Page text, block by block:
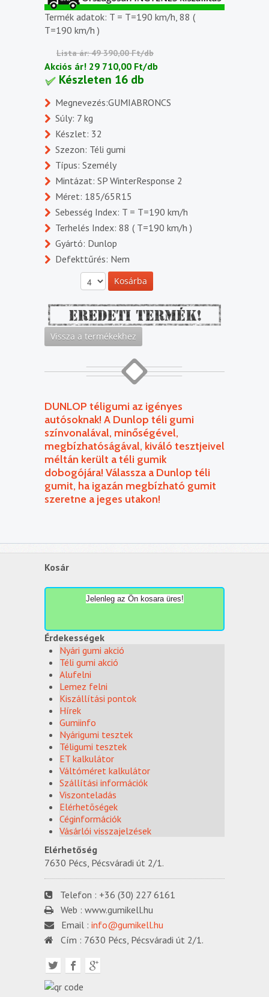
Termék adatok: T = T=190 km/h, 88 (
T=190 km/h )
Lista ár: 49 390,00 Ft/db
Akciós ár! 29 710,00 Ft/db
Készleten 16 db
Megnevezés:GUMIABRONCS
Súly: 7 kg
Készlet: 32
Szezon: Téli gumi
Típus: Személy
Mintázat: SP WinterResponse 2
Méret: 185/65R15
Sebesség Index: T = T=190 km/h
Terhelés Index: 88 ( T=190 km/h )
Gyártó: Dunlop
Defekttűrés: Nem
DUNLOP téligumi az igényes
autósoknak! A Dunlop téli gumi
színvonalával, minőségével,
megbízhatóságával, kiváló tesztjeivel
méltán került a téli gumik
dobogójára! Válassza a Dunlop téli
gumit, ha igazán megbízható gumit
szeretne a jeges utakon!
Kosár
Jelenleg az Ön kosara üres!
Érdekességek
Nyári gumi akció
Téli gumi akció
Alufelni
Lemez felni
Kiszállítási pontok
Hírek
Gumiinfo
Nyárigumi tesztek
Téligumi tesztek
ET kalkulátor
Váltóméret kalkulátor
Szállítási információk
Viszonteladás
Elérhetõségek
Céginformációk
Vásárlói visszajelzések
Elérhetőség
7630 Pécs, Pécsváradi út 2/1.
Telefon : +36 (30) 227 6161
Web : www.gumikell.hu
Email : info@gumikell.hu
Cím : 7630 Pécs, Pécsváradi út 2/1.